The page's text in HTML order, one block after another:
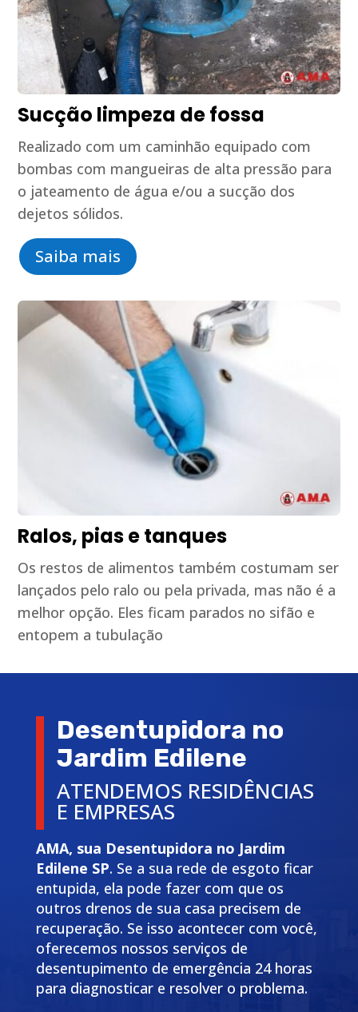
Sucção limpeza de fossa
Realizado com um caminhão equipado com
bombas com mangueiras de alta pressão para
o jateamento de água e/ou a sucção dos
dejetos sólidos.
Saiba mais
Ralos, pias e tanques
Os restos de alimentos também costumam ser
lançados pelo ralo ou pela privada, mas não é a
melhor opção. Eles ficam parados no sifão e
entopem a tubulação
Desentupidora no
Jardim Edilene
ATENDEMOS RESIDÊNCIAS
E EMPRESAS
AMA, sua Desentupidora no Jardim
Edilene SP. Se a sua rede de esgoto ficar
entupida, ela pode fazer com que os
outros drenos de sua casa precisem de
recuperação. Se isso acontecer com você,
oferecemos nossos serviços de
desentupimento de emergência 24 horas
para diagnosticar e resolver o problema.